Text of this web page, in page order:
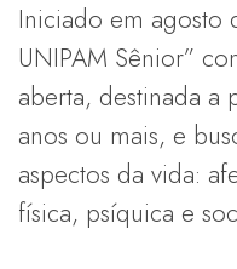
Iniciado em agosto
UNIPAM Sênior”
aberta, destinada a
anos ou mais, e
aspectos da vida:
física, psíquica e